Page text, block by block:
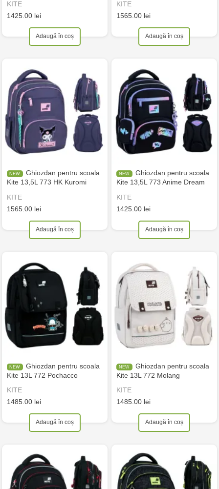
KITE
1425.00 lei
Adaugă în coș
KITE
1565.00 lei
Adaugă în coș
Ghiozdan pentru scoala
Kite 13,5L 773 HK Kuromi
KITE
1565.00 lei
Adaugă în coș
Ghiozdan pentru scoala
Kite 13,5L 773 Anime Dream
KITE
1425.00 lei
Adaugă în coș
Ghiozdan pentru scoala
Kite 13L 772 Pochacco
KITE
1485.00 lei
Adaugă în coș
Ghiozdan pentru scoala
Kite 13L 772 Mоlang
KITE
1485.00 lei
Adaugă în coș